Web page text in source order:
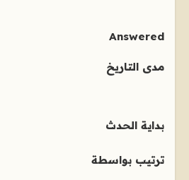
Answered
مدى التاريخ
بداية الحدث
ترتيب بواسطة